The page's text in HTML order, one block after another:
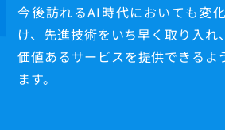
今後訪れるAI時代においても変
け、先進技術をいち早く取り入れ
価値あるサービスを提供できるよ
ます。